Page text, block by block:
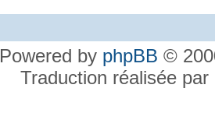
Powered by phpBB ©
Traduction réalisée par